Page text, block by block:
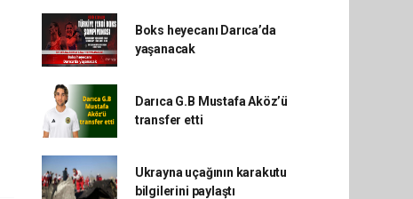
Boks heyecanı Darıca’da
yaşanacak
Darıca G.B Mustafa Aköz’ü
transfer etti
Ukrayna uçağının karakutu
bilgilerini paylaştı